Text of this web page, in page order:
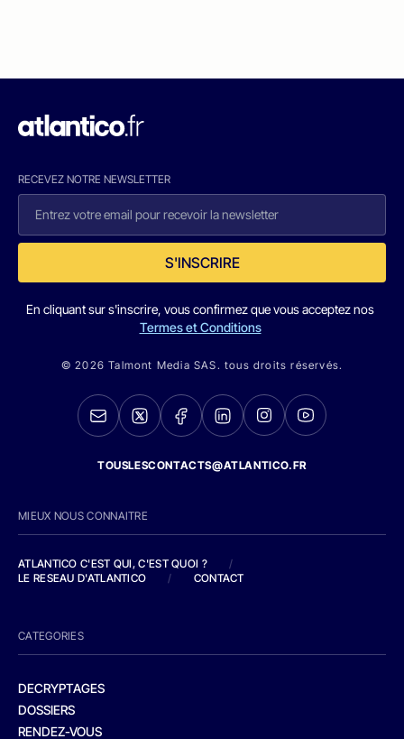
RECEVEZ NOTRE NEWSLETTER
S'INSCRIRE
En cliquant sur s'inscrire, vous confirmez que vous acceptez nos
Termes et Conditions
© 2026 Talmont Media SAS. tous droits réservés.
TOUSLESCONTACTS@ATLANTICO.FR
MIEUX NOUS CONNAITRE
ATLANTICO C'EST QUI, C'EST QUOI ?
/
LE RESEAU D'ATLANTICO
/ CONTACT
CATEGORIES
DECRYPTAGES
DOSSIERS
RENDEZ-VOUS